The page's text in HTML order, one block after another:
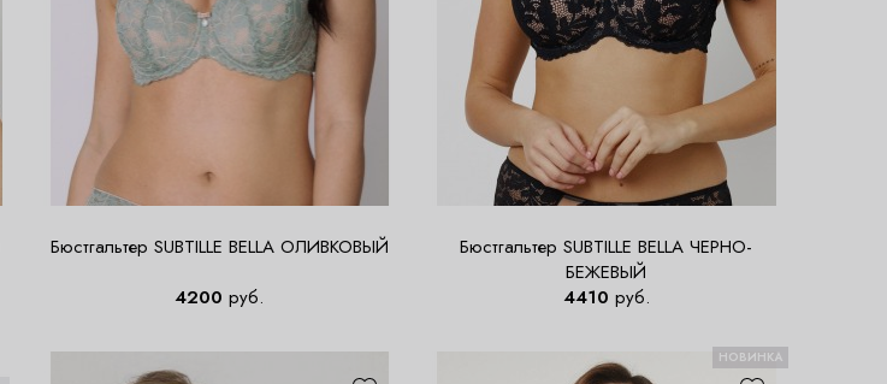
Бюстгальтер SUBTILLE BELLA ОЛИВКОВЫЙ
4200 руб.
Бюстгальтер SUBTILLE BELLA ЧЕРНО-
БЕЖЕВЫЙ
4410 руб.
НОВИНКА